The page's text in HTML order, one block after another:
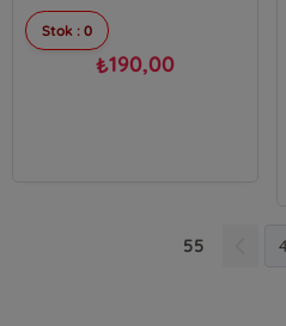
Stok : 0
₺190,00
55